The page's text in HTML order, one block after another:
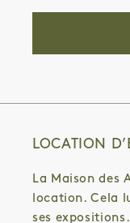
LOCATION
La Maison des
location. Cela
ses expositions.